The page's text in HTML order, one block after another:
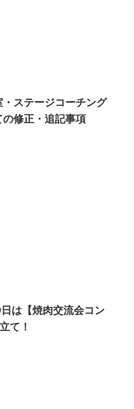
・ステージコーチング
修正・追記事項
は【焼肉交流会コン
て！